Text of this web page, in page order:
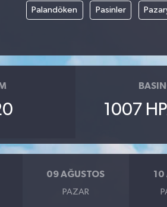
Palandöken Pasinler
1007
09 AĞUSTOS
PAZAR
10